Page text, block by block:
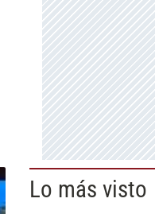
Lo más visto